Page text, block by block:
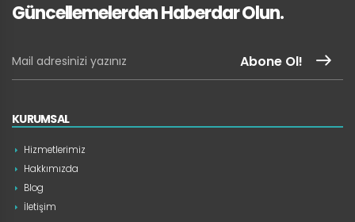
Güncellemelerden Haberdar Olun.
Abone Ol!
KURUMSAL
Hizmetlerimiz
Hakkımızda
Blog
İletişim